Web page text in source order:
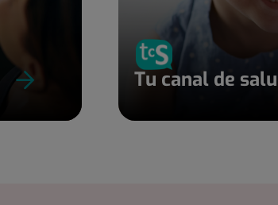
Tu canal de